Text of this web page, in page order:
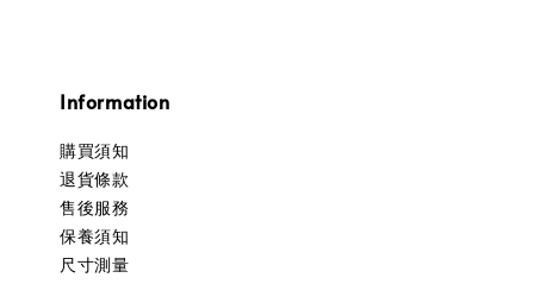
Information
購買須知
退貨條款
售後服務
保養須知
尺寸測量